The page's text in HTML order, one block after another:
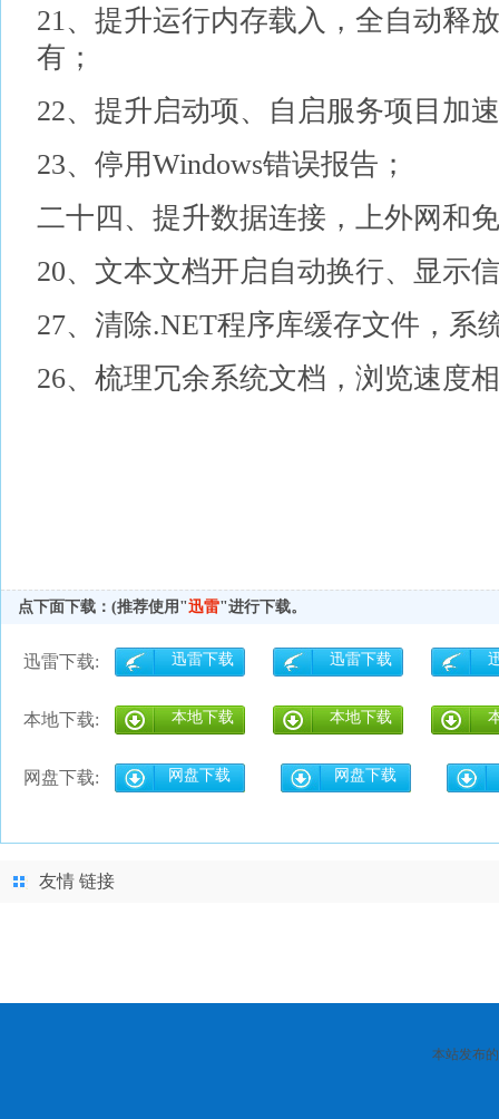
21、提升运行内存载入，全自动释
有；
22、提升启动项、自启服务项目加
23、停用Windows错误报告；
二十四、提升数据连接，上外网和
20、文本文档开启自动换行、显示
27、清除.NET程序库缓存文件，系
26、梳理冗余系统文档，浏览速度
点下面下载：(推荐使用"迅雷"进行下载。
迅雷下载: 迅雷下载 迅雷下载
本地下载: 本地下载 本地下载
网盘下载: 网盘下载 网盘下载
友情 链接
本站发布